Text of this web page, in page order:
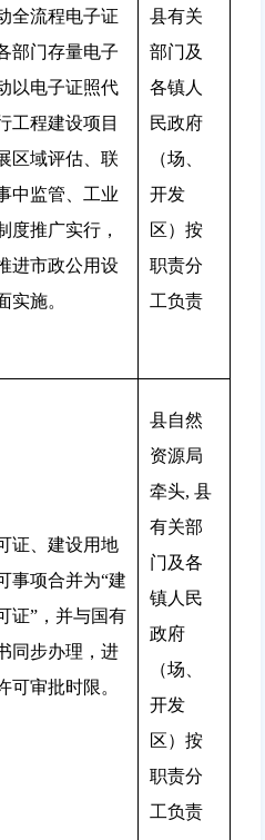
全流程电子证
部门存量电子
以电子证照代
工程建设项目
区域评估、联
中监管、工业
度推广实行，
进市政公用设
实施。
县有关
部门及
各镇人
民政府
（场、
开发
区）按
职责分
工负责
证、建设用地
事项合并为“建
证”，并与国有
同步办理，进
可审批时限。
县自然
资源局
牵头, 县
有关部
门及各
镇人民
政府
（场、
开发
区）按
职责分
工负责